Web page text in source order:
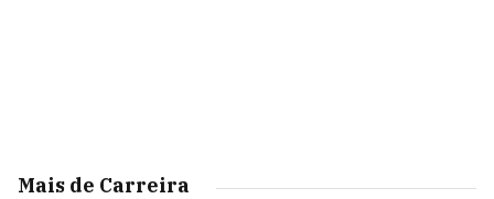
Mais de Carreira